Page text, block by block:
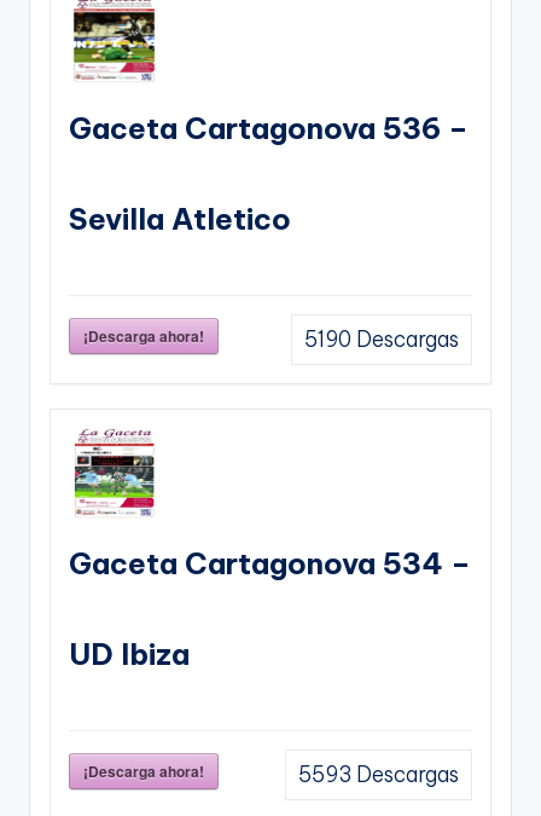
Gaceta Cartagonova 536 –
Sevilla Atletico
¡Descarga ahora! 5190 Descargas
Gaceta Cartagonova 534 –
UD Ibiza
¡Descarga ahora! 5593 Descargas